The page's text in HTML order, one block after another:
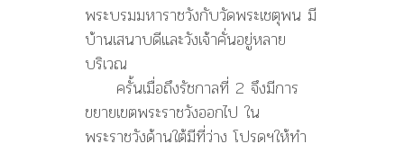
พระบรมมหาราชวังกับวัดพระเชตุพน มี
บ้านเสนาบดีและวังเจ้าคั่นอยู่หลาย
บริเวณ
ครั้นเมื่อถึงรัชกาลที่ 2 จึงมีการ
ขยายเขตพระราชวังออกไป ใน
พระราชวังด้านใต้มีที่ว่าง โปรดฯให้ทำ